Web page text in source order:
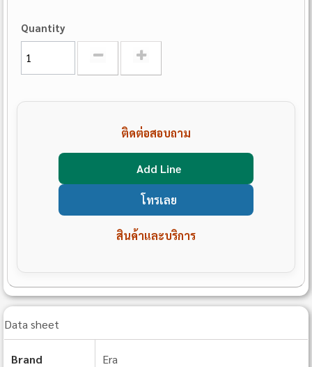
Quantity
ติดต่อสอบถาม
Add Line
โทรเลย
สินค้าและบริการ
Data sheet
Brand Era